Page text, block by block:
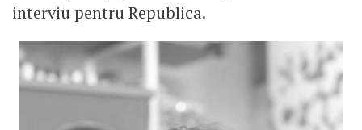
interviu pentru Republica.